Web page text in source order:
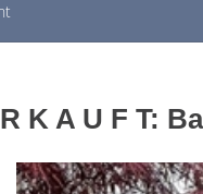
K A U F T: